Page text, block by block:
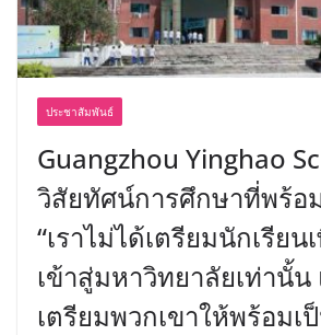
ประชาสัมพันธ์
Guangzhou Yinghao
วิสัยทัศน์การศึกษาที่พร้อ
“เราไม่ได้เตรียมนักเรียน
เข้าสู่มหาวิทยาลัยเท่านั้น
เตรียมพวกเขาให้พร้อมเ